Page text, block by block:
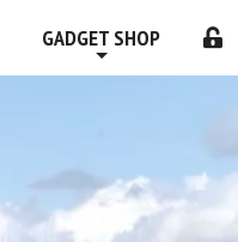
GADGET SHOP